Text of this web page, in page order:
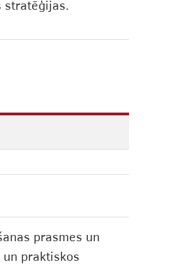
stratēģijas.
prasmes un
praktiskos